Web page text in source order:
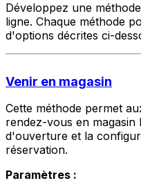
Développez une
ligne. Chaque méthode
d'options décrites ci-
Venir en magasin
Cette méthode permet
rendez-vous en
d'ouverture et la
réservation.
Paramètres :